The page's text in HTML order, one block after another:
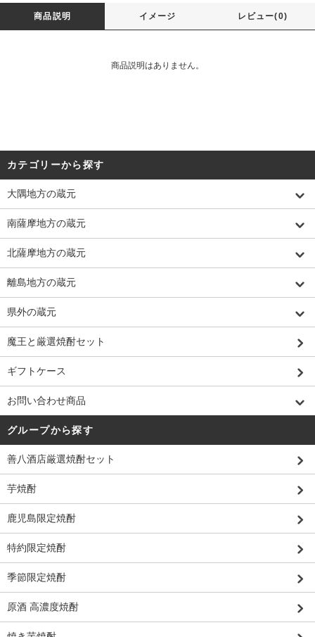
商品説明 イメージ レビュー(0)
商品説明はありません。
カテゴリーから探す
大隅地方の蔵元
南薩摩地方の蔵元
北薩摩地方の蔵元
離島地方の蔵元
県外の蔵元
魔王と厳選焼酎セット
ギフトケース
お問い合わせ商品
グループから探す
善八酒店厳選焼酎セット
芋焼酎
鹿児島限定焼酎
特約限定焼酎
季節限定焼酎
原酒 高濃度焼酎